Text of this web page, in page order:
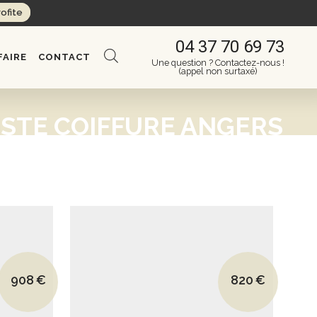
CONTACT
04 37 70 69 73
Une question ? Contactez-nous !
(appel non surtaxé)
COIFFURE ANGERS
Le prix initial était : 1375€.
908€
Le prix actuel est : 908€.
Le prix initial
820€
Le prix actuel